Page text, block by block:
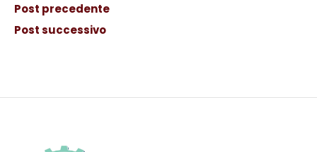
Post precedente
Post successivo